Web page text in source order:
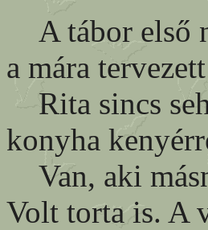
A tábor első
a mára
Rita sincs
konyha
Van, aki
Volt torta is. A